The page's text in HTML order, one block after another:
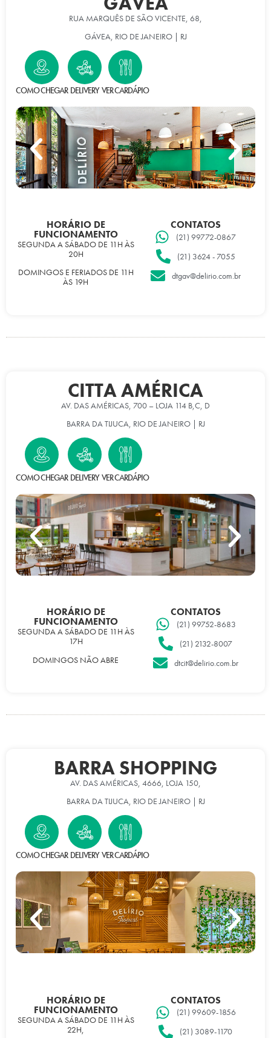
RUA MARQUÊS DE SÃO VICENTE, 68,
GÁVEA, RIO DE JANEIRO | RJ
COMO CHEGAR DELIVERY VER CARDÁPIO
HORÁRIO DE
FUNCIONAMENTO
SEGUNDA A SÁBADO DE 11H ÀS
20H
DOMINGOS E FERIADOS DE 11H
ÀS 19H
CONTATOS
(21) 99772-0867
(21) 3624 - 7055
dtgav@delirio.com.br
CITTA AMÉRICA
AV. DAS AMÉRICAS, 700 – LOJA 114 B,C, D
BARRA DA TIJUCA, RIO DE JANEIRO | RJ
COMO CHEGAR DELIVERY VER CARDÁPIO
HORÁRIO DE
FUNCIONAMENTO
SEGUNDA A SÁBADO DE 11H ÀS
17H
DOMINGOS NÃO ABRE
CONTATOS
(21) 99752-8683
(21) 2132-8007
dtcit@delirio.com.br
BARRA SHOPPING
AV. DAS AMÉRICAS, 4666, LOJA 150,
BARRA DA TIJUCA, RIO DE JANEIRO | RJ
COMO CHEGAR DELIVERY VER CARDÁPIO
HORÁRIO DE
FUNCIONAMENTO
SEGUNDA A SÁBADO DE 11H ÀS
22H,
CONTATOS
(21) 99609-1856
(21) 3089-1170